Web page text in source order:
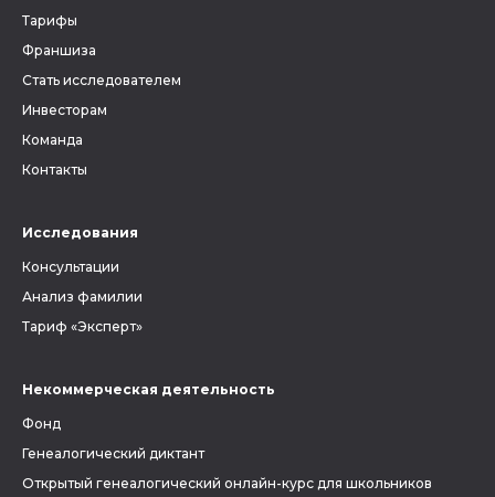
Тарифы
Франшиза
Стать исследователем
Инвесторам
Команда
Контакты
Исследования
Консультации
Анализ фамилии
Тариф «Эксперт»
Некоммерческая деятельность
Фонд
Генеалогический диктант
Открытый генеалогический онлайн-курс для школьников